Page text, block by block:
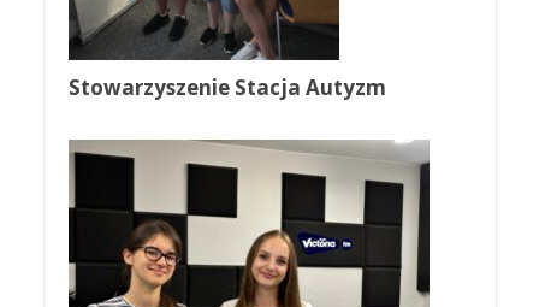
Stowarzyszenie Stacja Autyzm